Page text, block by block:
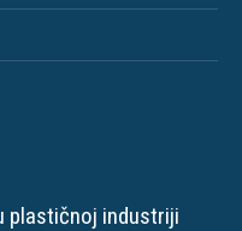
plastičnoj industriji